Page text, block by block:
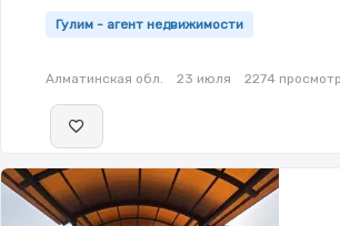
меблирована,потолки:
Гулим - агент недвижимости
Алматинская обл. 23 июля 2274